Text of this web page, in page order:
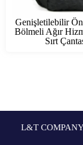
Genişletilebilir
Bölmeli Ağır
Sırt
L&T